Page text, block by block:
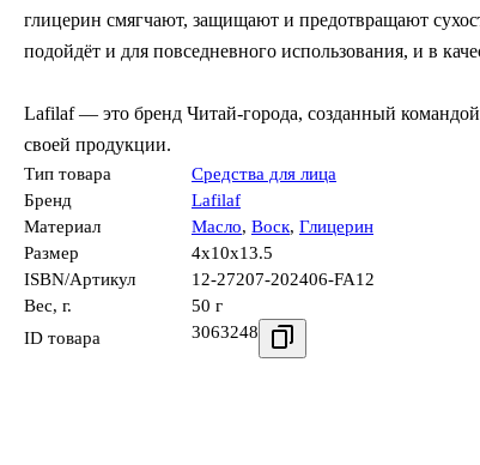
глицерин смягчают, защищают и предотвращают
подойдёт и для повседневного использования, и в
Lafilaf — это бренд Читай-города, созданный
своей продукции.
Тип товара
Средства для лица
Бренд
Lafilaf
Материал
Масло, Воск, Глицерин
Размер
4x10x13.5
ISBN/Артикул
12-27207-202406-FA12
Вес, г.
50 г
ID товара
3063248